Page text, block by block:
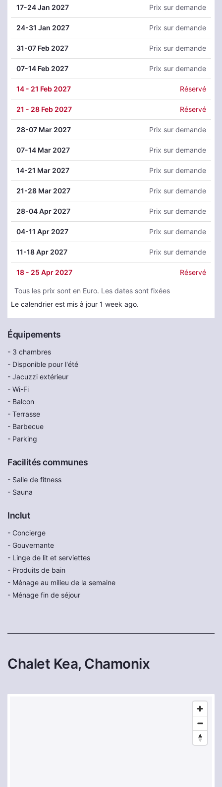
17-24 Jan 2027 Prix sur demande
24-31 Jan 2027 Prix sur demande
31-07 Feb 2027 Prix sur demande
07-14 Feb 2027 Prix sur demande
14- 21 Feb 2027 Réservé
21 - 28 Feb 2027 Réservé
28-07 Mar 2027 Prix sur demande
07-14 Mar 2027 Prix sur demande
14-21 Mar 2027 Prix sur demande
21-28 Mar 2027 Prix sur demande
28-04 Apr 2027 Prix sur demande
04-11 Apr 2027 Prix sur demande
11-18 Apr 2027 Prix sur demande
18- 25 Apr 2027 Réservé
Tous les prix sont en Euro. Les dates sont fixées
Le calendrier est mis à jour 1 week ago.
Équipements
- 3 chambres
- Disponible pour l'été
- Jacuzzi extérieur
- Wi-Fi
- Balcon
- Terrasse
- Barbecue
- Parking
Facilités communes
- Salle de fitness
- Sauna
Inclut
- Concierge
- Gouvernante
- Linge de lit et serviettes
- Produits de bain
- Ménage au milieu de la semaine
- Ménage fin de séjour
Chalet Kea, Chamonix